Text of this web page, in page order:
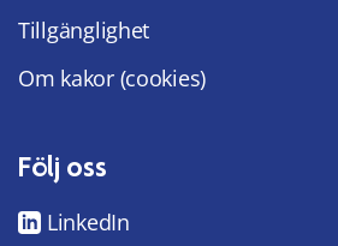
Tillgänglighet
Om kakor (cookies)
Följ oss
LinkedIn